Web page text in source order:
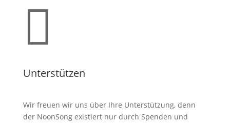

Unterstützen
Wir freuen wir uns über Ihre Unterstützung, denn
der NoonSong existiert nur durch Spenden und